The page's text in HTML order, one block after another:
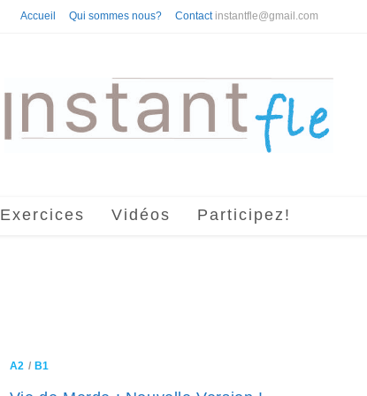
Accueil Qui sommes nous? Contact instantfle@gmail.com
Exercices Vidéos Participez!
A2 / B1